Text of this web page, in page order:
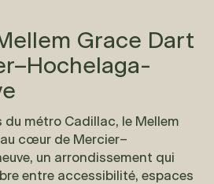
Grace Dart
du métro Cadillac, le Mellem
cœur de Mercier–
un arrondissement qui
entre accessibilité, espaces